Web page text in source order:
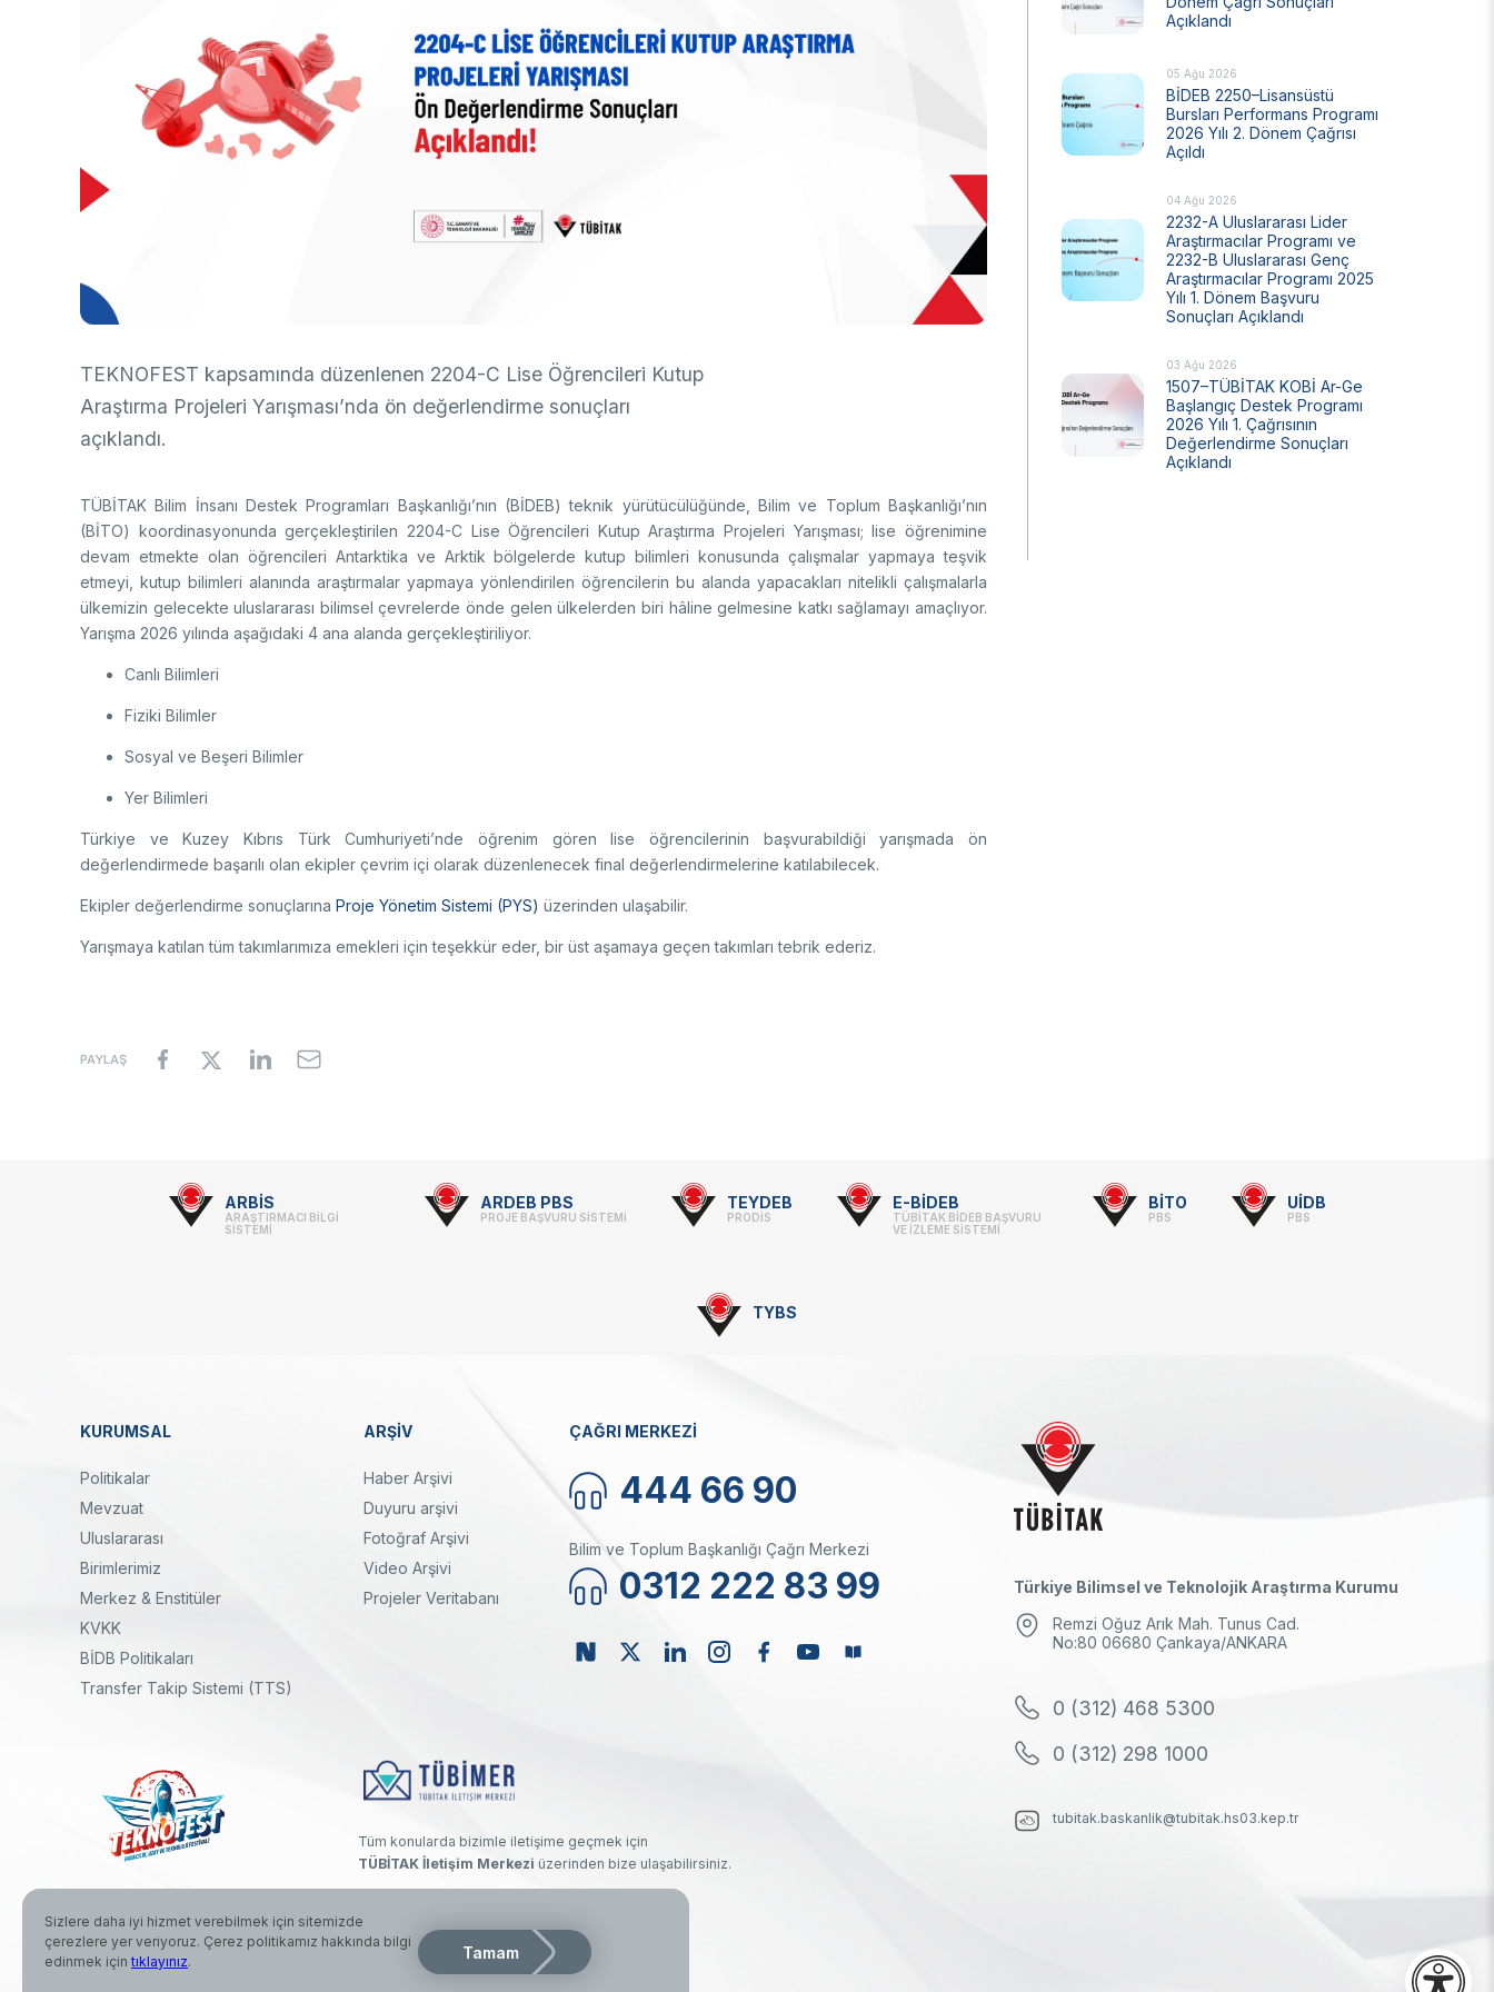
Hizmet Envanterleri
Kurumsal Kimlik
BTYK (Mülga)
AB Çerçeve Programları
Ulusal Metroloji Enstitüsü (UME)
(UZAY)
Kutup Araştırmaları Enstitüsü (KARE)
Bursa Test ve Analiz Laboratuvarı
(BUTAL)
KVKK Aydınlatma metni
TEKNOFEST kapsamında düzenlenen 2204-C Lise Öğrencileri Kutup
Araştırma Projeleri Yarışması’nda ön değerlendirme sonuçları
açıklandı.
TÜBİTAK Bilim İnsanı Destek Programları Başkanlığı’nın (BİDEB) teknik yürütücülüğünde, Bilim ve Toplum Başkanlığı’nın
(BİTO) koordinasyonunda gerçekleştirilen 2204-C Lise Öğrencileri Kutup Araştırma Projeleri Yarışması; lise öğrenimine
devam etmekte olan öğrencileri Antarktika ve Arktik bölgelerde kutup bilimleri konusunda çalışmalar yapmaya teşvik
etmeyi, kutup bilimleri alanında araştırmalar yapmaya yönlendirilen öğrencilerin bu alanda yapacakları nitelikli çalışmalarla
ülkemizin gelecekte uluslararası bilimsel çevrelerde önde gelen ülkelerden biri hâline gelmesine katkı sağlamayı amaçlıyor.
Yarışma 2026 yılında aşağıdaki 4 ana alanda gerçekleştiriliyor.
Canlı Bilimleri
Fiziki Bilimler
Sosyal ve Beşeri Bilimler
Yer Bilimleri
Türkiye ve Kuzey Kıbrıs Türk Cumhuriyeti’nde öğrenim gören lise öğrencilerinin başvurabildiği yarışmada ön
değerlendirmede başarılı olan ekipler çevrim içi olarak düzenlenecek final değerlendirmelerine katılabilecek.
Ekipler değerlendirme sonuçlarına Proje Yönetim Sistemi (PYS) üzerinden ulaşabilir.
Yarışmaya katılan tüm takımlarımıza emekleri için teşekkür eder, bir üst aşamaya geçen takımları tebrik ederiz.
PAYLAŞ
Açıklandı
05 Ağu 2026
BİDEB 2250–Lisansüstü
Bursları Performans Programı
2026 Yılı 2. Dönem Çağrısı
Açıldı
04 Ağu 2026
2232-A Uluslararası Lider
Araştırmacılar Programı ve
2232-B Uluslararası Genç
Araştırmacılar Programı 2025
Yılı 1. Dönem Başvuru
Sonuçları Açıklandı
03 Ağu 2026
1507–TÜBİTAK KOBİ Ar-Ge
Başlangıç Destek Programı
2026 Yılı 1. Çağrısının
Değerlendirme Sonuçları
Açıklandı
ARBİS
ARAŞTIRMACI BİLGİ
SİSTEMİ
ARDEB PBS
PROJE BAŞVURU SİSTEMİ
TEYDEB
PRODİS
E-BİDEB
TÜBİTAK BİDEB BAŞVURU
VE İZLEME SİSTEMİ
BİTO
PBS
UİDB
PBS
TYBS
Dipnot
KURUMSAL
Politikalar
Mevzuat
Uluslararası
Birimlerimiz
Merkez & Enstitüler
KVKK
BİDB Politikaları
Transfer Takip Sistemi (TTS)
ARŞİV
Haber Arşivi
Duyuru arşivi
Fotoğraf Arşivi
Video Arşivi
Projeler Veritabanı
ÇAĞRI MERKEZİ
444 66 90
Bilim ve Toplum Başkanlığı Çağrı Merkezi
0312 222 83 99
LinkedinInstagramFacebook
Tüm konularda bizimle iletişime geçmek için
TÜBİTAK İletişim Merkezi üzerinden bize ulaşabilirsiniz.
© 2026 Türkiye Bilimsel ve Teknolojik Araştırma Kurumu. Her hakkı saklıdır.
Türkiye Bilimsel ve Teknolojik Araştırma Kurumu
Remzi Oğuz Arık Mah. Tunus Cad.
No:80 06680 Çankaya/ANKARA
0 (312) 468 5300
0 (312) 298 1000
tubitak.baskanlik@tubitak.hs03.kep.tr
Sizlere daha iyi hizmet verebilmek için sitemizde
çerezlere yer veriyoruz. Çerez politikamız hakkında bilgi
edinmek için tıklayınız. Tamam